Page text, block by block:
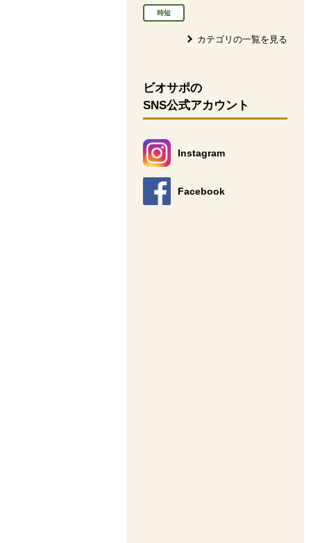
時短
カテゴリの一覧を見る
ビオサポの
SNS公式アカウント
Instagram
別のウィンドウで開きます。
Facebook
別のウィンドウで開きます。